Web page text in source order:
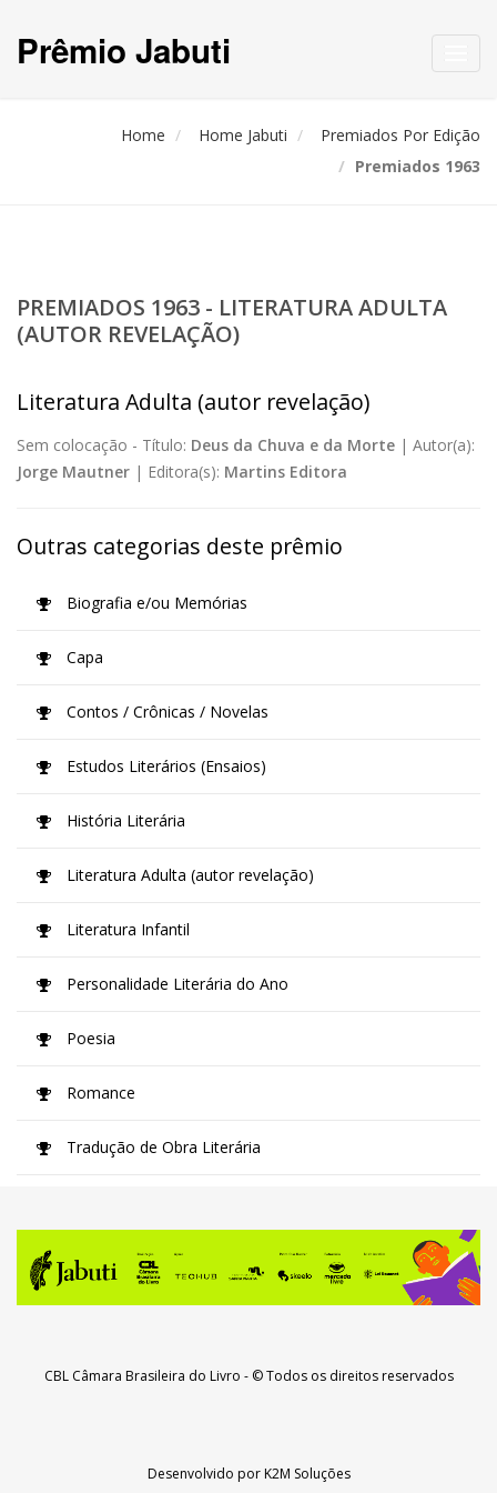
Prêmio Jabuti
Home Home Jabuti
Premiados Por Edição
Premiados 1963
PREMIADOS 1963 - LITERATURA ADULTA
(AUTOR REVELAÇÃO)
Literatura Adulta (autor revelação)
Sem colocação - Título: Deus da Chuva e da Morte | Autor(a):
Jorge Mautner | Editora(s): Martins Editora
Outras categorias deste prêmio
Biografia e/ou Memórias
Capa
Contos / Crônicas / Novelas
Estudos Literários (Ensaios)
História Literária
Literatura Adulta (autor revelação)
Literatura Infantil
Personalidade Literária do Ano
Poesia
Romance
Tradução de Obra Literária
CBL Câmara Brasileira do Livro - © Todos os direitos reservados
Desenvolvido porK2M Soluções